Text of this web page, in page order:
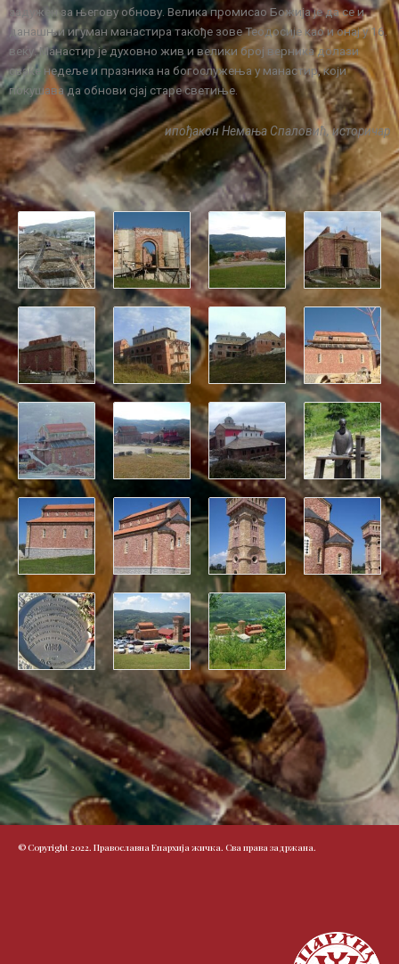
задужен за његову обнову. Велика промисао Божија је да се и
данашњи игуман манастира такође зове Теодосије као и онај у 16.
веку. Манастир је духовно жив и велики број верника долази
сваке недеље и празника на богослужења у манастир, који
покушава да обнови сјај старе светиње.
ипођакон Немања Спаловић, историчар
© Copyright 2022. Православна Епархија жичка. Сва права задржана.